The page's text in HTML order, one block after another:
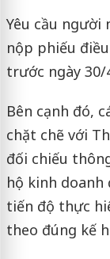
Yêu cầu người
nộp phiếu
trước ngày 30/
Bên cạnh đó,
chặt chẽ với
đối chiếu
hộ kinh doanh
tiến độ thực
theo đúng kế